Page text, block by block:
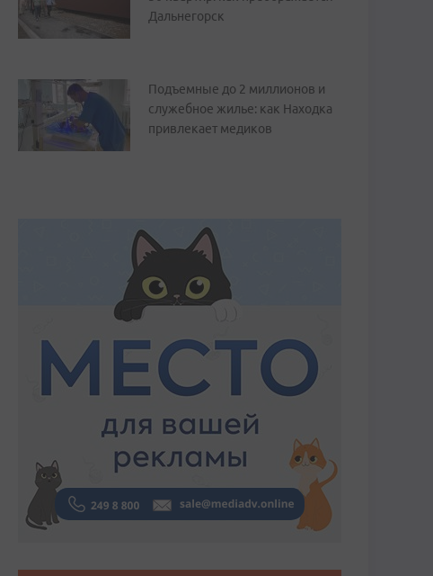
Дальнегорск
Подъемные до 2 миллионов и
служебное жилье: как Находка
привлекает медиков